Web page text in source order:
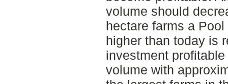
volume should
hectare farms a
higher than today is
investment
volume with